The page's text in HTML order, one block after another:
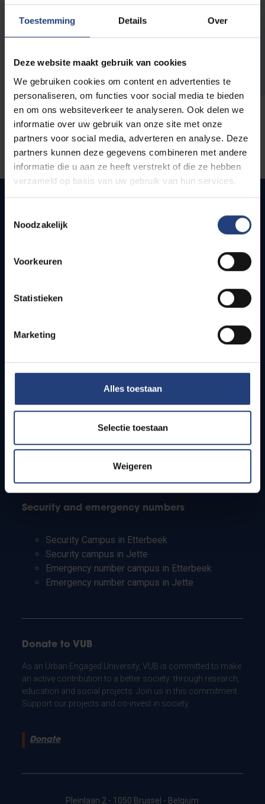
Toestemming Details Over
Deze website maakt gebruik van cookies
We gebruiken cookies om content en advertenties te
personaliseren, om functies voor social media te bieden
en om ons websiteverkeer te analyseren. Ook delen we
informatie over uw gebruik van onze site met onze
partners voor social media, adverteren en analyse. Deze
partners kunnen deze gegevens combineren met andere
informatie die u aan ze heeft verstrekt of die ze hebben
verzameld op basis van uw gebruik van hun services.
Noodzakelijk
Voorkeuren
Statistieken
Marketing
Alles toestaan
Selectie toestaan
Weigeren
Quick links
How to get to the VUB campuses
Students
PhD students
Teachers and secondary schools
Working students
Security and emergency numbers
Security Campus in Etterbeek
Security campus in Jette
Emergency number campus in Etterbeek
Emergency number campus in Jette
Donate to VUB
As an Urban Engaged University, VUB is committed to make
an active contribution to a better society: through research,
education and social projects. Join us in this commitment.
Support our projects and co-invest in society.
Donate
Pleinlaan 2 - 1050 Brussel - Belgium